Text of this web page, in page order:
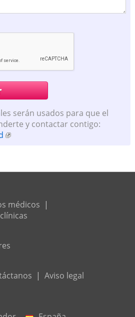
serán usados para que el
y contactar contigo:
médicos |
| Aviso legal